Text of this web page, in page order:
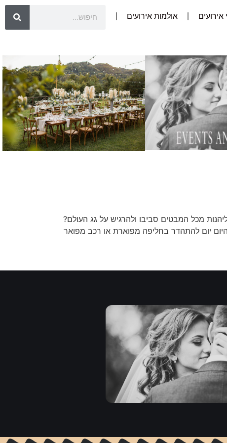
אירועים אולמות אירועים
מכל המבטים סביבו ולהרגיש על גג העולם?
היום יום להתהדר בחליפה מפוארת או רכב מפואר